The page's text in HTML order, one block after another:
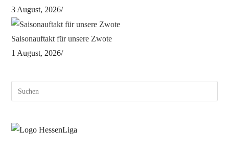
3 August, 2026/
Saisonauftakt für unsere Zwote
1 August, 2026/